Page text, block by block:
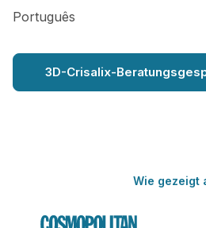
Português
3D-Crisalix-
Wie gezeigt